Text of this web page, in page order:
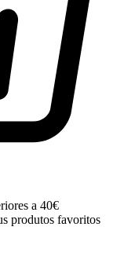
a 40€
produtos favoritos